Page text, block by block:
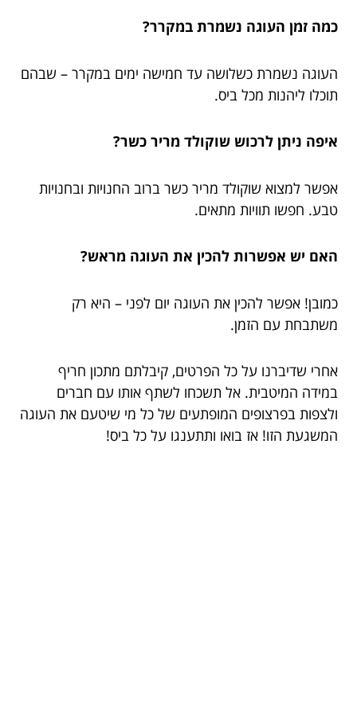
כמה זמן העוגה נשמרת במקרר?
העוגה נשמרת כשלושה עד חמישה ימים במקרר – שבהם
תוכלו ליהנות מכל ביס.
איפה ניתן לרכוש שוקולד מריר כשר?
אפשר למצוא שוקולד מריר כשר ברוב החנויות ובחנויות
טבע. חפשו תוויות מתאים.
האם יש אפשרות להכין את העוגה מראש?
כמובן! אפשר להכין את העוגה יום לפני – היא רק
משתבחת עם הזמן.
אחרי שדיברנו על כל הפרטים, קיבלתם מתכון חריף
במידה המיטבית. אל תשכחו לשתף אותו עם חברים
ולצפות בפרצופים המופתעים של כל מי שיטעם את העוגה
המשגעת הזו! אז בואו ותתענגו על כל ביס!